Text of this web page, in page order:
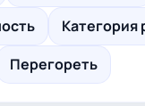
Категория
Перегореть